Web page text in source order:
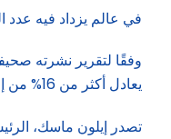
في عالم يزداد فيه عدد
يعادل أكثر من 16% من إجمالي ثروات المليارديرات حتى فبراير الماضي. ويوجد حاليًا 24 مليارديرًا خارقًا في العالم، منهم 16 فردًا تصل ثرواتهم إلى 100 مليار دولار أو أكثر.